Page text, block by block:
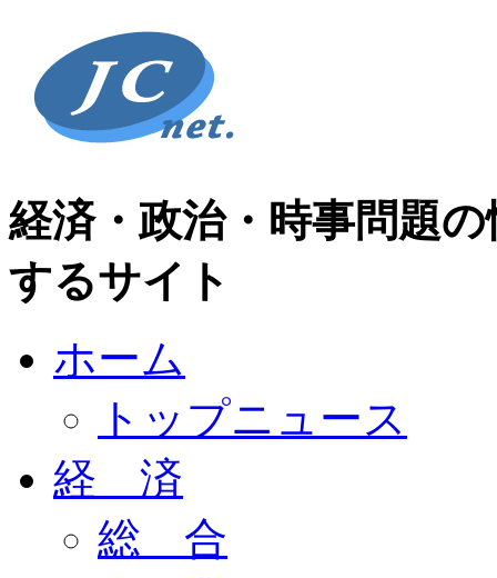
経済・政治・時事問題
するサイト
ホーム
トップニュース
経 済
総 合